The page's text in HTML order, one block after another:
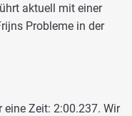
aktuell mit einer
Probleme in der
eine Zeit: 2:00.237. Wir